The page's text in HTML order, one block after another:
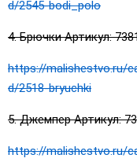
d/2545-bodi_polo
4. Брючки Артикул:
https://malishestvo.ru/
d/2518-bryuchki
5. Джемпер Артикул:
https://malishestvo.ru/